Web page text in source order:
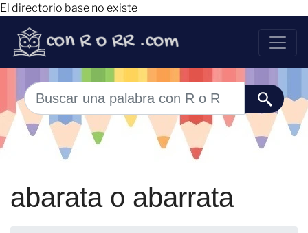
El directorio base no existe
abarata o abarrata